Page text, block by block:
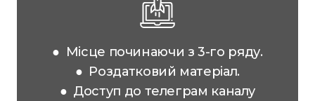
● Місце починаючи з 3-го ряду.
● Роздатковий матеріал.
● Доступ до телеграм каналу